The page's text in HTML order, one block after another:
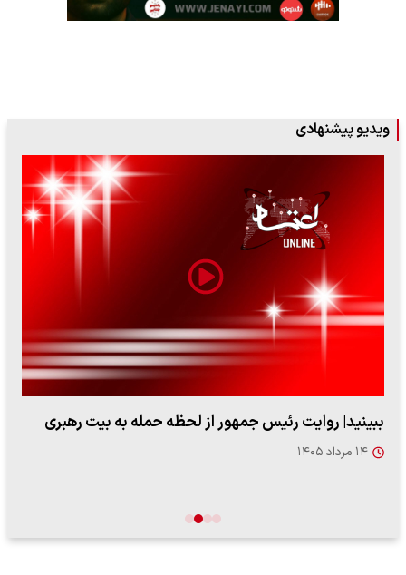
ویدیو پیشنهادی
ببینید| روایت رئیس جمهور از لحظه حمله به بیت رهبری
۱۴ مرداد ۱۴۰۵